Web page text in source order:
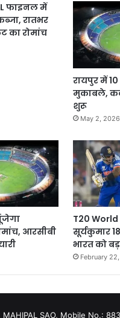
फाइनल में
रातभर
का रोमांच
रायपुर में
मुकाबले,
शुरू
May 2, 2026
आरसीबी
T20
सूर्यकुमार
भारत को
February
MAHIPAL SAO, Mobile No.: